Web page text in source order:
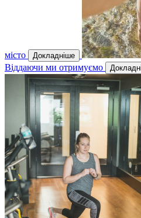
місто Докладніше
Віддаючи ми отримуємо